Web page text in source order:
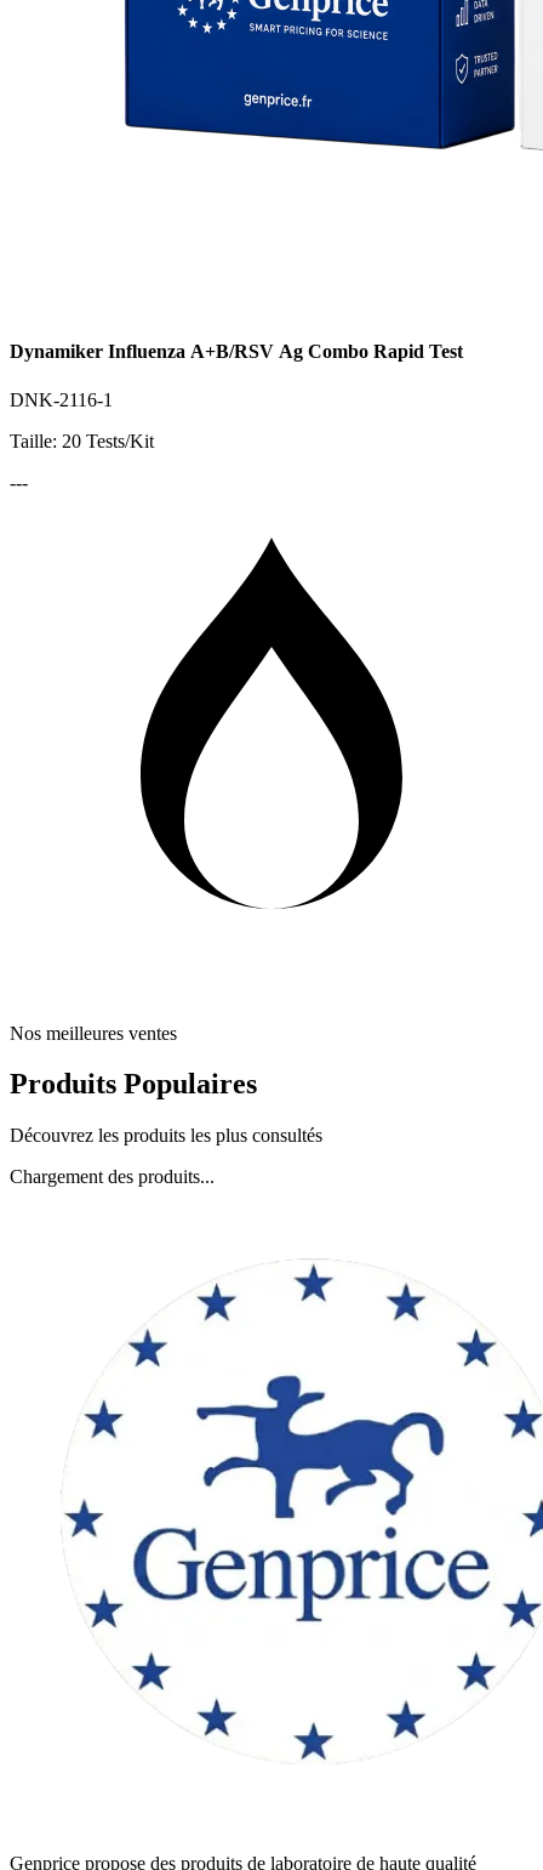
Dynamiker Influenza A+B/RSV Ag Combo Rapid Test
DNK-2116-1
Taille: 20 Tests/Kit
---
Nos meilleures ventes
Produits Populaires
Découvrez les produits les plus consultés
Chargement des produits...
Genprice propose des produits de laboratoire de haute qualité